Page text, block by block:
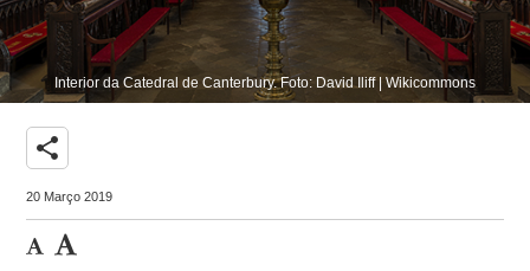
Interior da Catedral de Canterbury. Foto: David Iliff | Wikicommons
share
20 Março 2019